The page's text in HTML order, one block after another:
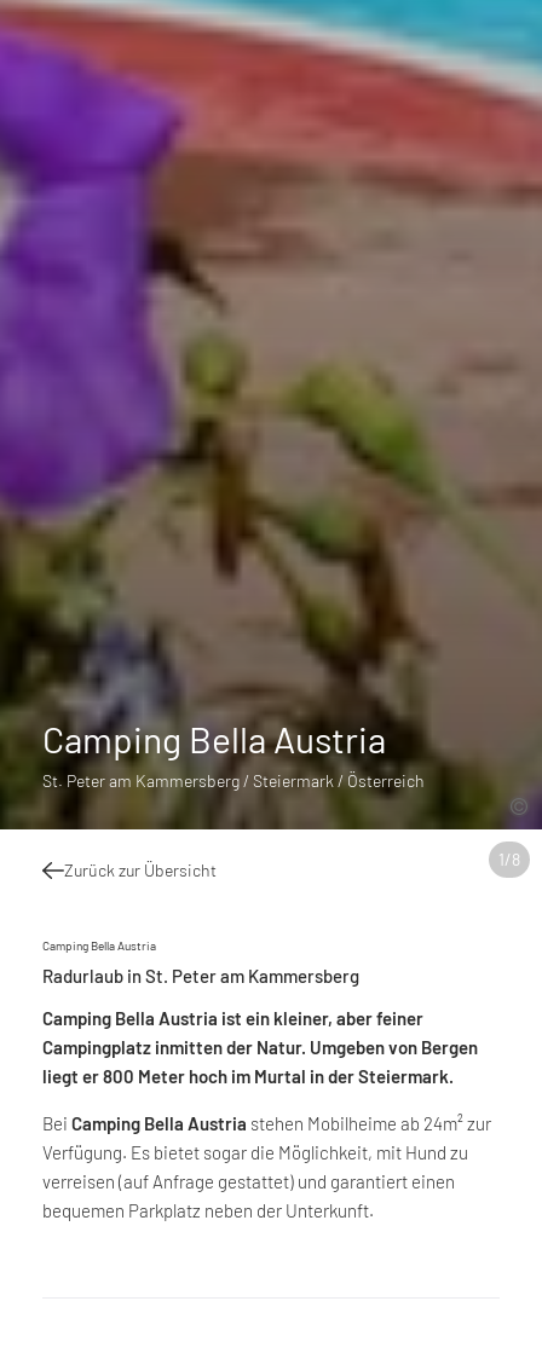
1/8
Camping Bella Austria
St. Peter am Kammersberg / Steiermark / Österreich
Zurück zur Übersicht
Camping Bella Austria
Radurlaub in St. Peter am Kammersberg
Camping Bella Austria ist ein kleiner, aber feiner
Campingplatz inmitten der Natur. Umgeben von Bergen
liegt er 800 Meter hoch im Murtal in der Steiermark.
Bei Camping Bella Austria stehen Mobilheime ab 24m² zur
Verfügung. Es bietet sogar die Möglichkeit, mit Hund zu
verreisen (auf Anfrage gestattet) und garantiert einen
bequemen Parkplatz neben der Unterkunft.